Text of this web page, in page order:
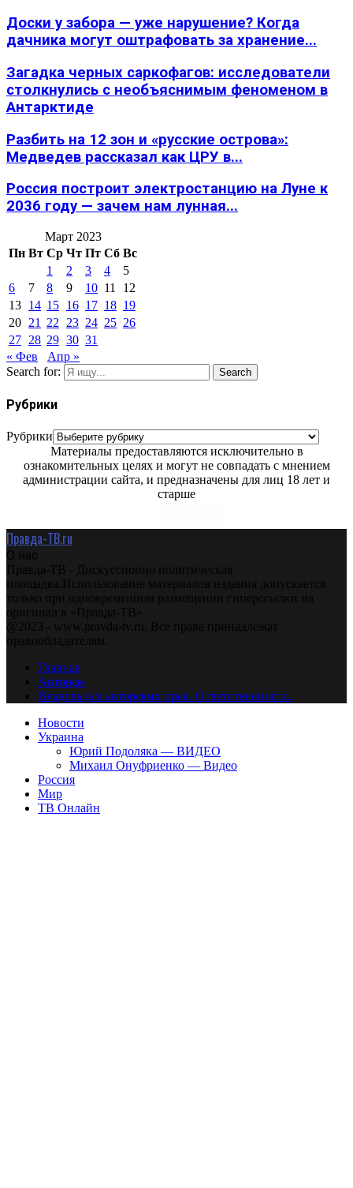
Доски у забора — уже нарушение? Когда
дачника могут оштрафовать за хранение...
Загадка черных саркофагов: исследователи
столкнулись с необъяснимым феноменом в
Антарктиде
Разбить на 12 зон и «русские острова»:
Медведев рассказал как ЦРУ в...
Россия построит электростанцию на Луне к
2036 году — зачем нам лунная...
Март 2023
Пн Вт Ср Чт Пт Сб Вс
1
2 3 4
5
6
7 8 9 10 11
12
13 14 15 16 17 18 19
20 21 22 23 24 25 26
27 28 29 30 31
« Фев
Апр »
Search for:
Search
Рубрики
Рубрики
Материалы предоставляются исключительно в
ознакомительных целях и могут не совпадать с мнением
администрации сайта, и предназначены для лиц 18 лет и
старше
Правда-ТВ.ru
О нас
Правда-ТВ - Дискуссионно политическая
площадка.Использование материалов издания допускается
только при одновременном размещении гиперссылки на
оригинал в «Правда-ТВ»
@2023 - www.pravda-tv.ru. Все права принадлежат
правообладателям.
Главная
Авторам
Владельцам авторских прав. Ответственности.
Новости
Украина
Юрий Подоляка — ВИДЕО
Михаил Онуфриенко — Видео
Россия
Мир
ТВ Онлайн